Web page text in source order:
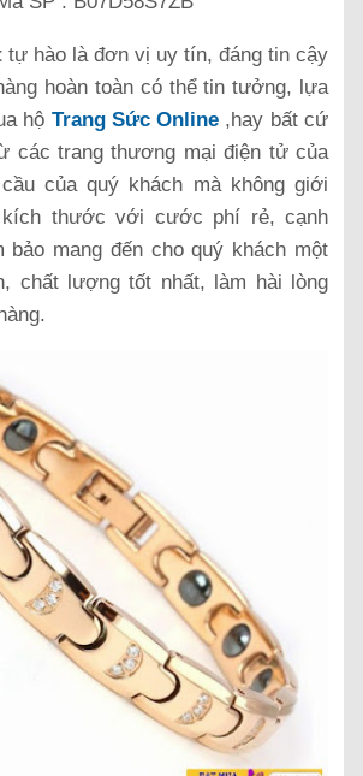
tự hào là đơn vị uy tín, đáng tin cậy
hoàn toàn có thể tin tưởng, lựa
hộ Trang Sức Online ,hay bất cứ
các trang thương mại điện tử của
của quý khách mà không giới
thước với cước phí rẻ, cạnh
bảo mang đến cho quý khách một
chất lượng tốt nhất, làm hài lòng